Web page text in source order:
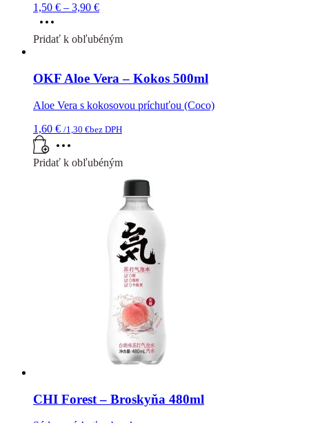
1,50 € – 3,90 €Price
1,50 €
through
produkt
má
Možnosti
môžete
na
stránke
produktu.
Pridať k obľubéným
OKF Aloe Vera – Kokos 500ml
Aloe Vera s kokosovou príchuťou (Coco)
1,60 € /1,30 €bez DPH
Pridať k obľubéným
CHI Forest – Broskyňa 480ml